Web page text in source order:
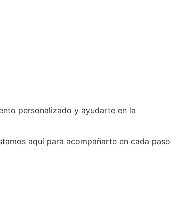
personalizado y ayudarte en la
aquí para acompañarte en cada paso